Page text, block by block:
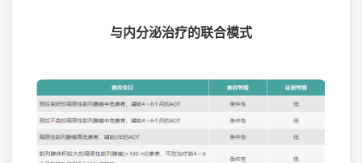
与内分泌治疗的联合模式